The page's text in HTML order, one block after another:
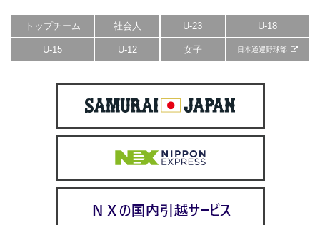
トップチーム 社会人 U-23 U-18
U-15 U-12 女子 日本通運野球部